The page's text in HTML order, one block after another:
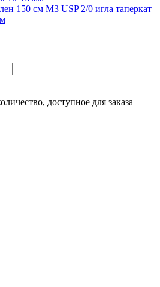
150 см М3 USP 2/0 игла таперкат
доступное для заказа